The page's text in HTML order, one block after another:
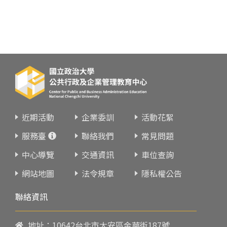
近期活動 企業委訓
活動花絮
服務臺
聯絡我們
常見問題
中心導覽
交通資訊
車位查詢
網站地圖
法令規章
隱私權公告
聯絡資訊